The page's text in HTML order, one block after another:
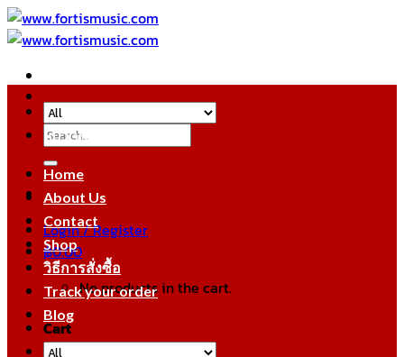
Skip
to
Search
for:
Login / Register
฿0.00
No products in the cart.
Cart
หมวดหมู่สินค้า
Home
About Us
Contact
Shop
วิธีการสั่งซื้อ
Track your order
Blog